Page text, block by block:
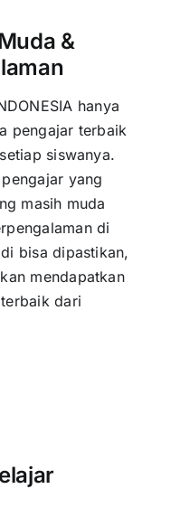
&
hanya
pengajar terbaik
siswanya.
yang
masih muda
di
bisa dipastikan,
mendapatkan
dari